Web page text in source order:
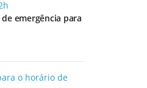
emergência para